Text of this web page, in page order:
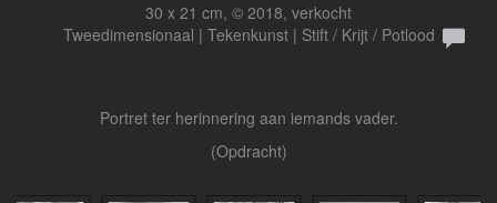
30 x 21 cm, © 2018, verkocht
Tweedimensionaal | Tekenkunst | Stift / Krijt / Potlood
Portret ter herinnering aan iemands vader.
(Opdracht)